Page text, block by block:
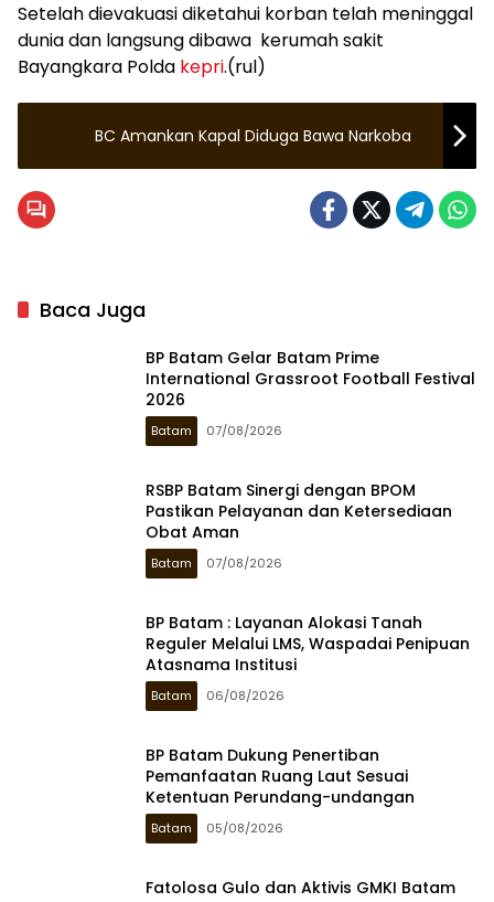
Setelah dievakuasi diketahui korban telah meninggal
dunia dan langsung dibawa kerumah sakit
Bayangkara Polda kepri.(rul)
BC Amankan Kapal Diduga Bawa Narkoba
Baca Juga
BP Batam Gelar Batam Prime
International Grassroot Football Festival
2026
Batam 07/08/2026
RSBP Batam Sinergi dengan BPOM
Pastikan Pelayanan dan Ketersediaan
Obat Aman
Batam 07/08/2026
BP Batam : Layanan Alokasi Tanah
Reguler Melalui LMS, Waspadai Penipuan
Atasnama Institusi
Batam 06/08/2026
BP Batam Dukung Penertiban
Pemanfaatan Ruang Laut Sesuai
Ketentuan Perundang-undangan
Batam 05/08/2026
Fatolosa Gulo dan Aktivis GMKI Batam